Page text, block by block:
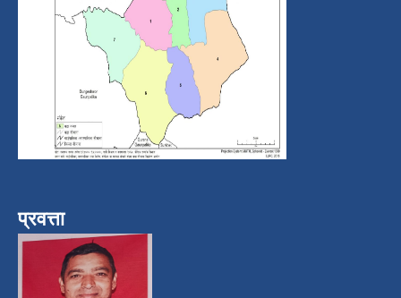
प्रवत्ता